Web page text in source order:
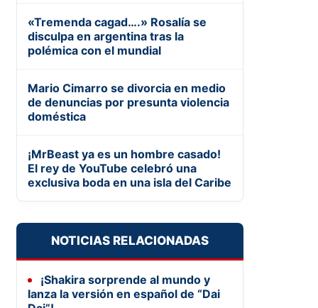
«Tremenda cagad….» Rosalía se
disculpa en argentina tras la
polémica con el mundial
Mario Cimarro se divorcia en medio
de denuncias por presunta violencia
doméstica
¡MrBeast ya es un hombre casado!
El rey de YouTube celebró una
exclusiva boda en una isla del Caribe
NOTICIAS RELACIONADAS
¡Shakira sorprende al mundo y
lanza la versión en español de “Dai